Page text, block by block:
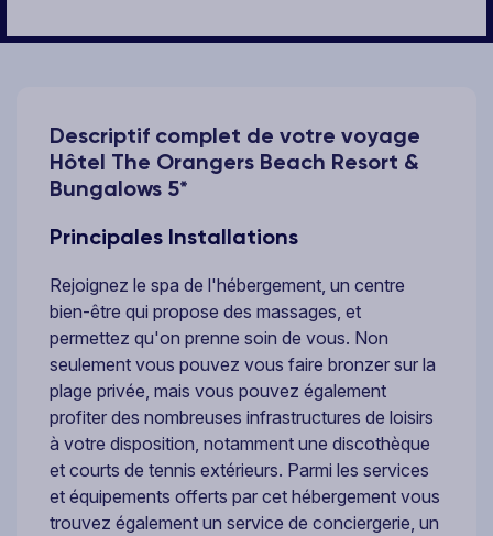
Descriptif complet de votre voyage
Hôtel The Orangers Beach Resort &
Bungalows 5*
Principales Installations
Rejoignez le spa de l'hébergement, un centre
bien-être qui propose des massages, et
permettez qu'on prenne soin de vous. Non
seulement vous pouvez vous faire bronzer sur la
plage privée, mais vous pouvez également
profiter des nombreuses infrastructures de loisirs
à votre disposition, notamment une discothèque
et courts de tennis extérieurs. Parmi les services
et équipements offerts par cet hébergement vous
trouvez également un service de conciergerie, un